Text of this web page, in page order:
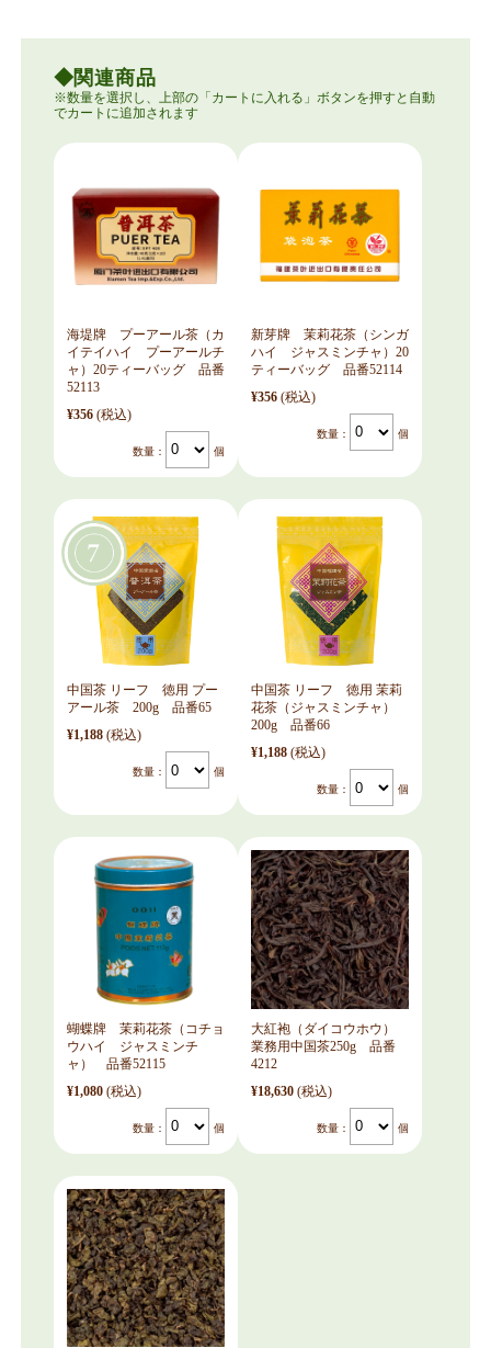
関連商品
海堤牌 プーアール茶（カ
イテイハイ プーアールチ
ャ）20ティーバッグ 品番
52113
¥356 (税込)
数量： 個
新芽牌 茉莉花茶（シンガ
ハイ ジャスミンチャ）20
ティーバッグ 品番52114
¥356 (税込)
数量： 個
中国茶 リーフ 徳用 プー
アール茶 200g 品番65
¥1,188 (税込)
数量： 個
中国茶 リーフ 徳用 茉莉
花茶（ジャスミンチャ）
200g 品番66
¥1,188 (税込)
数量： 個
蝴蝶牌 茉莉花茶（コチョ
ウハイ ジャスミンチ
ャ） 品番52115
¥1,080 (税込)
数量： 個
大紅袍（ダイコウホウ）
業務用中国茶250g 品番
4212
¥18,630 (税込)
数量： 個